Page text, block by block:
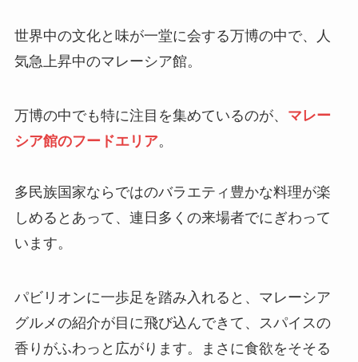
世界中の文化と味が一堂に会する万博の中で、人
気急上昇中のマレーシア館。
万博の中でも特に注目を集めているのが、 マレー
シア館のフードエリア。
多民族国家ならではのバラエティ豊かな料理が楽
しめるとあって、連日多くの来場者でにぎわって
います。
パビリオンに一歩足を踏み入れると、マレーシア
グルメの紹介が目に飛び込んできて、スパイスの
香りがふわっと広がります。まさに食欲をそそる